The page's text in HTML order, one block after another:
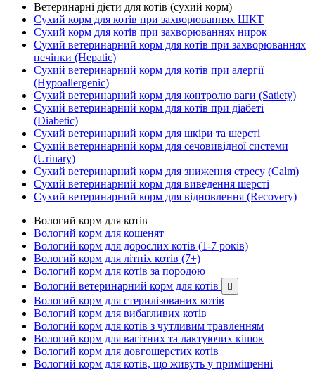
Ветеринарні дієти для котів (сухий корм)
Сухий корм для котів при захворюваннях ШКТ
Сухий корм для котів при захворюваннях нирок
Сухий ветеринарний корм для котів при захворюваннях
печінки (Hepatic)
Сухий ветеринарний корм для котів при алергії
(Hypoallergenic)
Сухий ветеринарний корм для контролю ваги (Satiety)
Сухий ветеринарний корм для котів при діабеті
(Diabetic)
Сухий ветеринарний корм для шкіри та шерсті
Сухий ветеринарний корм для сечовивідної системи
(Urinary)
Сухий ветеринарний корм для зниження стресу (Calm)
Сухий ветеринарний корм для виведення шерсті
Сухий ветеринарний корм для відновлення (Recovery)
Вологий корм для котів
Вологий корм для кошенят
Вологий корм для дорослих котів (1-7 років)
Вологий корм для літніх котів (7+)
Вологий корм для котів за породою
Вологий ветеринарний корм для котів

Вологий корм для стерилізованих котів
Вологий корм для вибагливих котів
Вологий корм для котів з чутливим травленням
Вологий корм для вагітних та лактуючих кішок
Вологий корм для довгошерстих котів
Вологий корм для котів, що живуть у приміщенні